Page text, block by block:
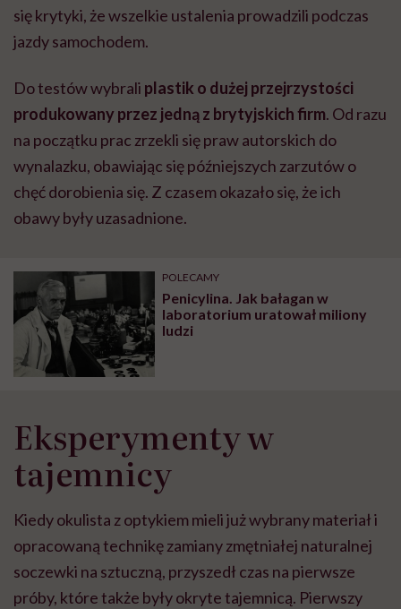
się krytyki, że wszelkie ustalenia prowadzili podczas
jazdy samochodem.
Do testów wybrali plastik o dużej przejrzystości
produkowany przez jedną z brytyjskich firm. Od razu
na początku prac zrzekli się praw autorskich do
wynalazku, obawiając się późniejszych zarzutów o
chęć dorobienia się. Z czasem okazało się, że ich
obawy były uzasadnione.
POLECAMY
Penicylina. Jak bałagan w
laboratorium uratował miliony
ludzi
Eksperymenty w
tajemnicy
Kiedy okulista z optykiem mieli już wybrany materiał i
opracowaną technikę zamiany zmętniałej naturalnej
soczewki na sztuczną, przyszedł czas na pierwsze
próby, które także były okryte tajemnicą. Pierwszy